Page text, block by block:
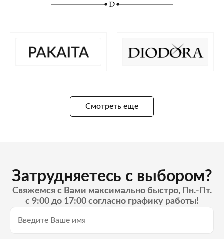
Смотреть еще
Затрудняетесь с выбором?
Свяжемся с Вами максимально быстро, Пн.-Пт.
с 9:00 до 17:00 согласно графику работы!